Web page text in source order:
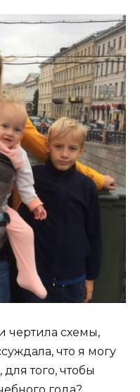
чертила схемы,
что я могу
того, чтобы
года?